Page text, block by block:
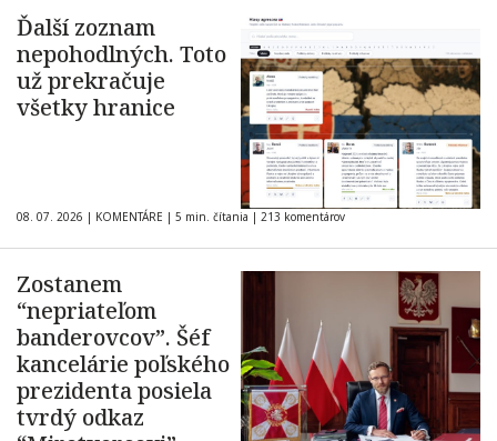
Ďalší zoznam
nepohodlných. Toto
už prekračuje
všetky hranice
08. 07. 2026 | KOMENTÁRE | 5 min. čítania | 213 komentárov
Zostanem
“nepriateľom
banderovcov”. Šéf
kancelárie poľského
prezidenta posiela
tvrdý odkaz